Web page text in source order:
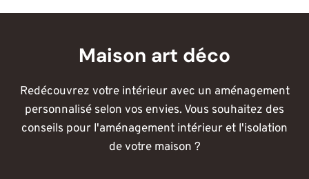
Maison art déco
Redécouvrez votre intérieur avec un aménagement
personnalisé selon vos envies. Vous souhaitez des
conseils pour l'aménagement intérieur et l'isolation
de votre maison ?